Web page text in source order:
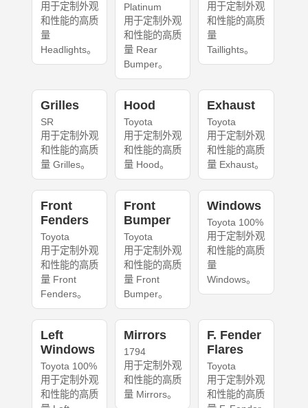
用于定制外观
和性能的高质
量
Headlights。
Platinum
用于定制外观
和性能的高质
量 Rear
Bumper。
用于定制外观
和性能的高质
量
Taillights。
Grilles
SR
用于定制外观
和性能的高质
量 Grilles。
Hood
Toyota
用于定制外观
和性能的高质
量 Hood。
Exhaust
Toyota
用于定制外观
和性能的高质
量 Exhaust。
Front
Fenders
Toyota
用于定制外观
和性能的高质
量 Front
Fenders。
Front
Bumper
Toyota
用于定制外观
和性能的高质
量 Front
Bumper。
Windows
Toyota 100%
用于定制外观
和性能的高质
量
Windows。
Left
Windows
Toyota 100%
用于定制外观
和性能的高质
Mirrors
1794
用于定制外观
和性能的高质
量 Mirrors。
F. Fender
Flares
Toyota
用于定制外观
和性能的高质